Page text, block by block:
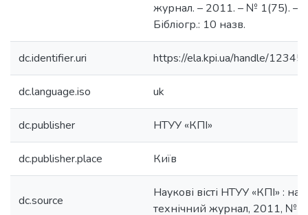
журнал. – 2011. – № 1(75). –
Бібліогр.: 10 назв.
dc.identifier.uri https://ela.kpi.ua/handle/
dc.language.iso uk
dc.publisher НТУУ «КПІ»
dc.publisher.place Київ
dc.source
Наукові вісті НТУУ «КПІ» :
технічний журнал, 2011, №